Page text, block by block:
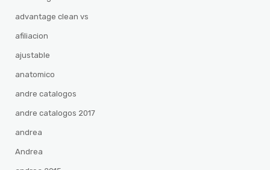
advantage clean vs
afiliacion
ajustable
anatomico
andre catalogos
andre catalogos 2017
andrea
Andrea